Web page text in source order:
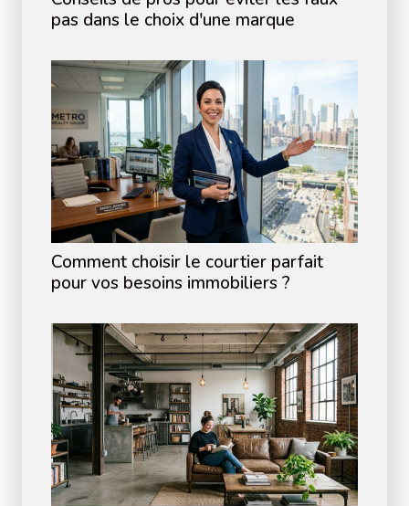
pas dans le choix d'une marque
Comment choisir le courtier parfait
pour vos besoins immobiliers ?